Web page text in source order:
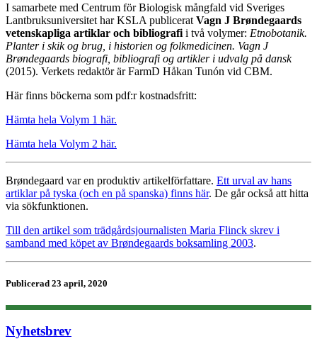
I samarbete med Centrum för Biologisk mångfald vid Sveriges
Lantbruksuniversitet har KSLA publicerat Vagn J Brøndegaards
vetenskapliga artiklar och bibliografi i två volymer: Etnobotanik.
Planter i skik og brug, i historien og folkmedicinen. Vagn J
Brøndegaards biografi, bibliografi og artikler i udvalg på dansk
(2015). Verkets redaktör är FarmD Håkan Tunón vid CBM.
Här finns böckerna som pdf:r kostnadsfritt:
Hämta hela Volym 1 här.
Hämta hela Volym 2 här.
Brøndegaard var en produktiv artikelförfattare. Ett urval av hans
artiklar på tyska (och en på spanska) finns här. De går också att hitta
via sökfunktionen.
Till den artikel som trädgårdsjournalisten Maria Flinck skrev i
samband med köpet av Brøndegaards boksamling 2003.
Publicerad 23 april, 2020
Nyhetsbrev